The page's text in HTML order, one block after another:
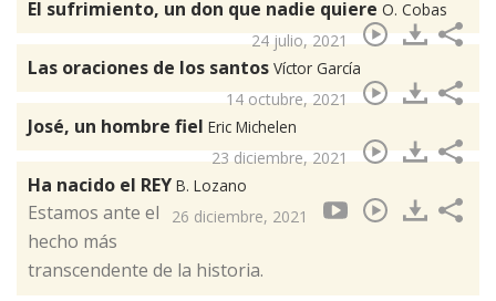
El sufrimiento, un don que nadie quiere O. Cobas
24 julio, 2021
Las oraciones de los santos Víctor García
14 octubre, 2021
José, un hombre fiel Eric Michelen
23 diciembre, 2021
Ha nacido el REY B. Lozano
26 diciembre, 2021
Estamos ante el
hecho más
transcendente de la historia.